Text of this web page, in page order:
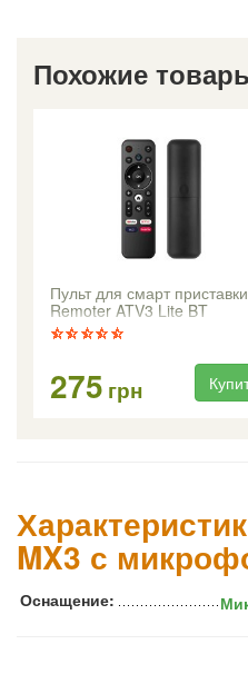
Похожие
Пульт для смарт приставки
Remoter ATV3 Lite BT
275 грн
MX3 с
Оснащение: